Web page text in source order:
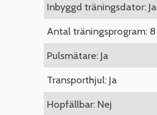
Inbyggd träningsdator: Ja
Antal träningsprogram: 8
Pulsmätare: Ja
Transporthjul: Ja
Hopfällbar: Nej